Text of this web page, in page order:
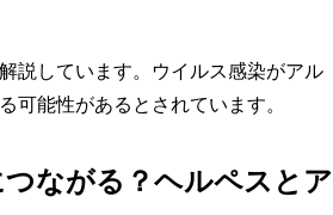
説しています。ウイルス感染がアル
可能性があるとされています。
つながる？ヘルペスとア